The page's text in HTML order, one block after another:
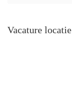
Vacature locatie